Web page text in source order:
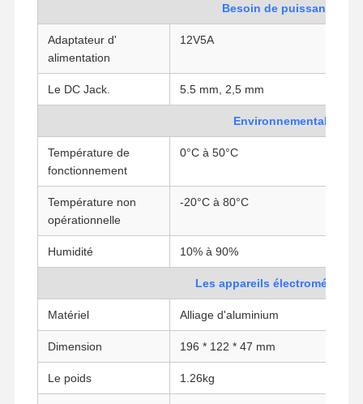
Besoin de puissance
Adaptateur d'
alimentation
12V5A
Le DC Jack. 5.5 mm, 2,5 mm
Environnemental
Température de
fonctionnement
0°C à 50°C
Température non
opérationnelle
-20°C à 80°C
Humidité 10% à 90%
Les appareils
Matériel Alliage d'aluminium
Dimension 196 * 122 * 47 mm
Le poids 1.26kg